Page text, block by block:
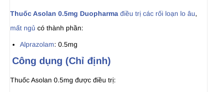
Thuốc Asolan 0.5mg Duopharma điều trị các rối loạn lo âu,
mất ngủ có thành phần:
Alprazolam: 0.5mg
Công dụng (Chỉ định)
Thuốc Asolan 0.5mg được điều trị: